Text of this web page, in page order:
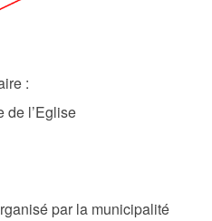
:
de l’Eglise
par la municipalité